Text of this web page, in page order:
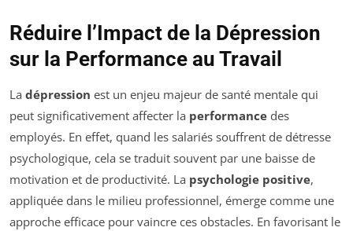
Réduire l’Impact de la Dépression
sur la Performance au Travail
La dépression est un enjeu majeur de santé mentale qui
peut significativement affecter la performance des
employés. En effet, quand les salariés souffrent de détresse
psychologique, cela se traduit souvent par une baisse de
motivation et de productivité. La psychologie positive,
appliquée dans le milieu professionnel, émerge comme une
approche efficace pour vaincre ces obstacles. En favorisant le